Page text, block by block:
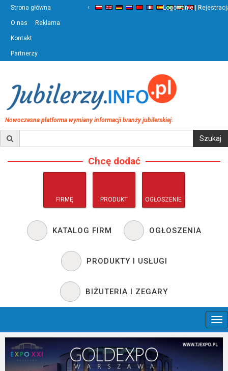
Strona główna
O nas Reklama
Kontakt
Partnerzy
‹ ›
Logowanie |
Nowoczesna platforma wymiany informacji branży jubilerskiej.
Chcę dodać
FIRMĘ PRODUKT OGŁOSZENIE
KATALOG FIRM OGŁOSZENIA
PRODUKTY I USŁUGI
BIŻUTERIA I ZEGARY